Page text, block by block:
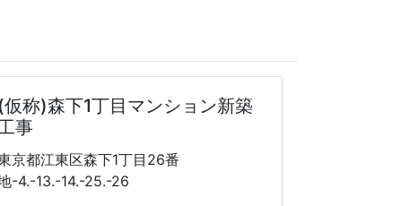
称)森下1丁目マンション新築
事
京都江東区森下1丁目26番
-4.-13.-14.-25.-26